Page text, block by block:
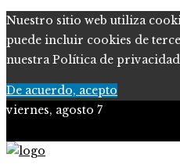
Nuestro sitio web utiliza
puede incluir cookies de
nuestra Política de
De acuerdo, acepto
viernes, agosto 7